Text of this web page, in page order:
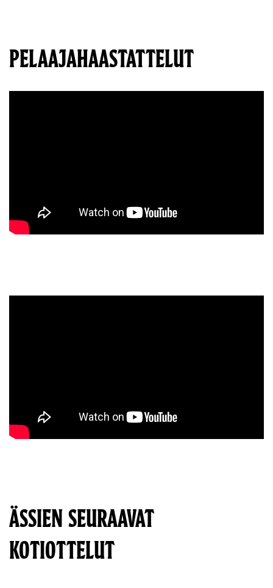
PELAAJAHAASTATTELUT
ÄSSIEN SEURAAVAT
KOTIOTTELUT